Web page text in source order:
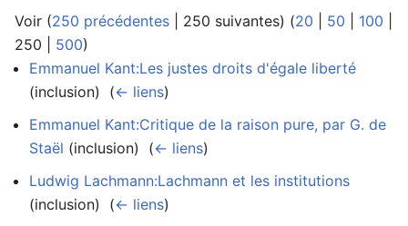
Voir (250 précédentes 250 suivantes) (20 50 100
250
500)
Emmanuel Kant:Les justes droits d'égale liberté
(inclusion) ‎ (← liens)
Emmanuel Kant:Critique de la raison pure, par G. de
Staël (inclusion) ‎ (← liens)
Ludwig Lachmann:Lachmann et les institutions
(inclusion) ‎ (← liens)